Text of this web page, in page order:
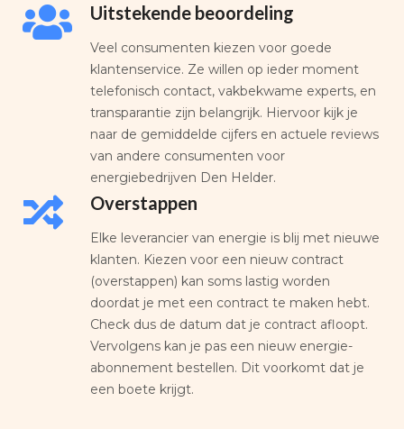
Uitstekende beoordeling
Veel consumenten kiezen voor goede
klantenservice. Ze willen op ieder moment
telefonisch contact, vakbekwame experts, en
transparantie zijn belangrijk. Hiervoor kijk je
naar de gemiddelde cijfers en actuele reviews
van andere consumenten voor
energiebedrijven Den Helder.
Overstappen
Elke leverancier van energie is blij met nieuwe
klanten. Kiezen voor een nieuw contract
(overstappen) kan soms lastig worden
doordat je met een contract te maken hebt.
Check dus de datum dat je contract afloopt.
Vervolgens kan je pas een nieuw energie-
abonnement bestellen. Dit voorkomt dat je
een boete krijgt.